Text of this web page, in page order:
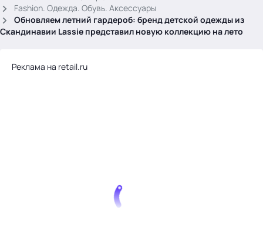
Fashion. Одежда. Обувь. Аксессуары
Обновляем летний гардероб: бренд детской одежды из
Скандинавии Lassie представил новую коллекцию на лето
Реклама на retail.ru